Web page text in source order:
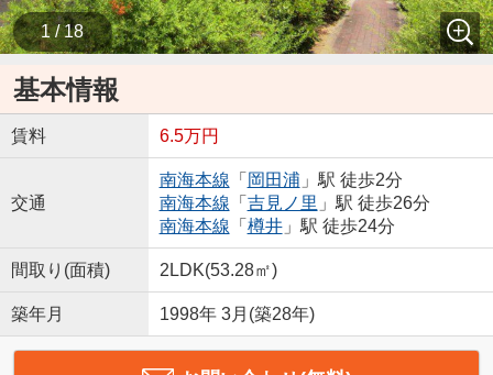
1 / 18
基本情報
賃料 6.5万円
交通
南海本線 「 岡田浦 」駅 徒歩2分
南海本線 「 吉見ノ里 」駅 徒歩26分
南海本線 「 樽井」駅 徒歩24分
間取り(面積) 2LDK(53.28㎡)
築年月 1998年 3月(築28年)